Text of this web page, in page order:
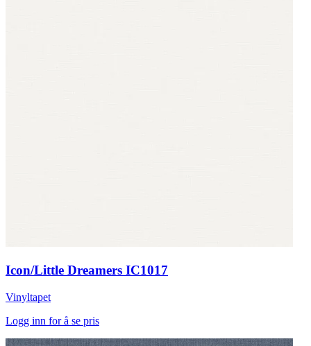
Icon/Little Dreamers IC1017
Vinyltapet
Logg inn for å se pris